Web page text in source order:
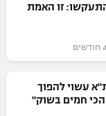
התעקשו: זו האמת
עשוי להפוך
חמים בשוק"